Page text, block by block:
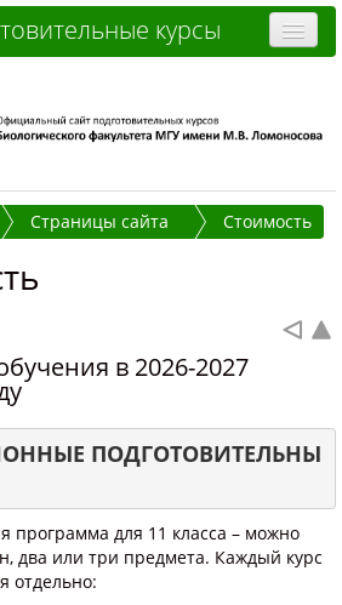
курсы
курсы
и оплатить
вопросы
в систему (Вход)
Страницы сайта Стоимость
в 2026-2027
ПОДГОТОВИТЕЛЬНЫ
программа для 11 класса – можно
два или три предмета. Каждый курс
отдельно: